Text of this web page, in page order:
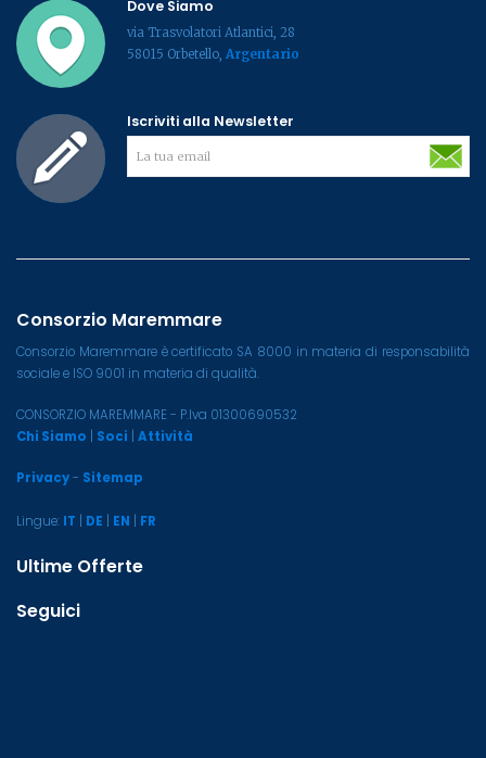
Dove Siamo
via Trasvolatori Atlantici, 28
58015 Orbetello, Argentario
Iscriviti alla Newsletter
Consorzio Maremmare
Consorzio Maremmare è certificato SA 8000 in materia di responsabilità
sociale e ISO 9001 in materia di qualità.
CONSORZIO MAREMMARE - P.Iva 01300690532
Chi Siamo
Soci Attività
Privacy- Sitemap
Lingue: IT DE EN FR
Ultime Offerte
Seguici